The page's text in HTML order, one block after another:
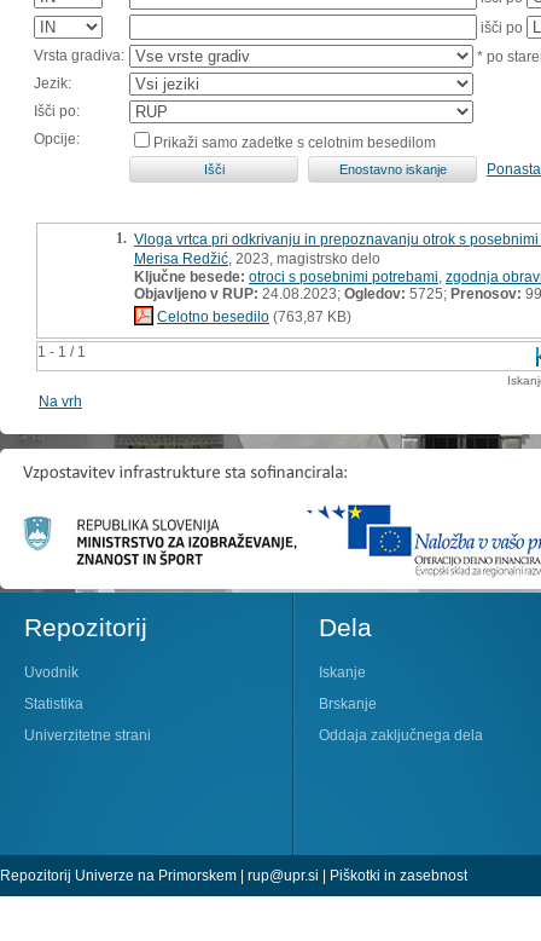
išči po
Vrsta gradiva:
* po
Jezik:
Išči po:
Opcije:
Prikaži samo zadetke s celotnim besedilom
1 - 1 / 1
1. Vloga vrtca pri odkrivanju in prepoznavanju otrok s
Merisa Redžić , 2023, magistrsko delo
Ključne besede: otroci s posebnimi potrebami zgodnja
Objavljeno v RUP: 24.08.2023; Ogledov: 5725; Prenosov: 99
Celotno besedilo (763,87 KB)
Na vrh
Repozitorij
Uvodnik
Statistika
Univerzitetne strani
Dela
Iskanje
Brskanje
Oddaja zaključnega dela
Repozitorij Univerze na Primorskem | rup@upr.si | Piškotki in zasebnost